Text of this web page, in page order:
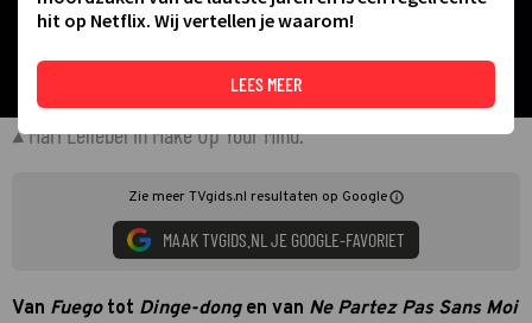
Mari Lellebel in Make Up Your Mind.
Zie meer TVgids.nl resultaten op Google
MAAK TVGIDS.NL JE GOOGLE-FAVORIET
Van Fuego tot Dinge-dongen van Ne Partez Pas Sans Moi
hit op Netflix. Wij vertellen je waarom!
LEES MEER